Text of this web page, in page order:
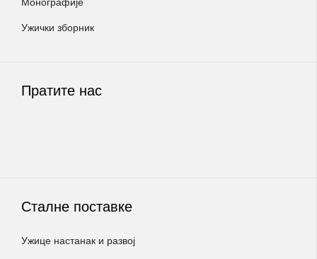
Ужички зборник
Пратите нас
Сталне поставке
Ужице настанак и развој